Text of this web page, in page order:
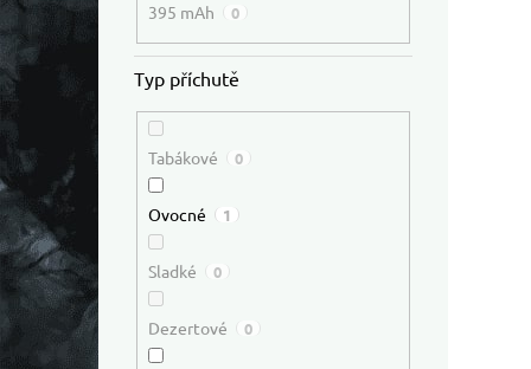
395 mAh 0
Typ příchutě
Tabákové 0
Ovocné 1
Sladké 0
Dezertové 0